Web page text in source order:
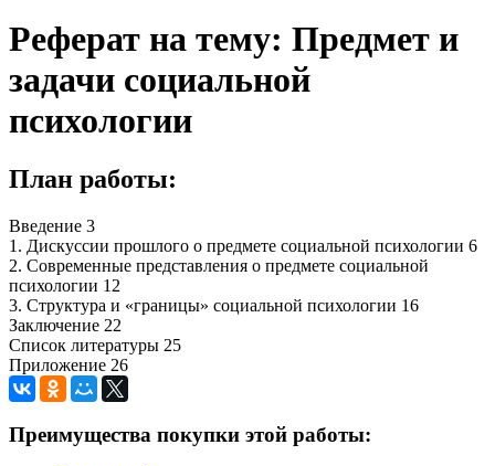
Реферат на тему: Предмет и
задачи социальной
психологии
План работы:
Введение 3
1. Дискуссии прошлого о предмете социальной психологии 6
2. Современные представления о предмете социальной
психологии 12
3. Структура и «границы» социальной психологии 16
Заключение 22
Список литературы 25
Приложение 26
Преимущества покупки этой работы: